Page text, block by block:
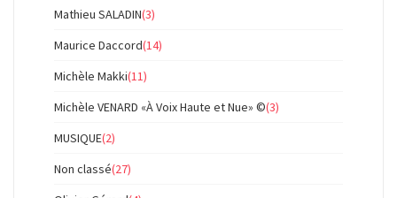
Mathieu SALADIN(3)
Maurice Daccord(14)
Michèle Makki(11)
Michèle VENARD «À Voix Haute et Nue» ©(3)
MUSIQUE(2)
Non classé(27)